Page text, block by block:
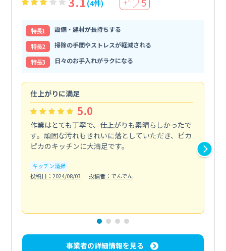
(4件) ＋ 5
特⻑1
設備・建材が長持ちする
特⻑2
掃除の手間やストレスが軽減される
特⻑3
日々のお手入れがラクになる
仕上がりに満足
5.0
作業はとても丁寧で、仕上がりも素晴らしかったで
す。頑固な汚れもきれいに落としていただき、ピカ
ピカのキッチンに大満足です。
キッチン清掃
投稿日：2024/08/03
投稿者：でんでん
事業者の詳細情報を見る